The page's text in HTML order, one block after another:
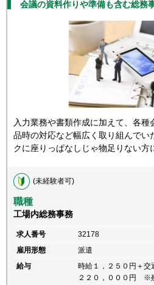
会議の資料作りや準備も含む総務
入力業務や書類作成に加えて、各
品時の対応など幅広く取り組んでい
クに座りっぱなしじゃ物足りない
(未経験者可)
職種
工場内総務事務
求人番号
32178
雇用形態
派遣
給与
時給１，２５０円＋交
２２０，０００円 ※